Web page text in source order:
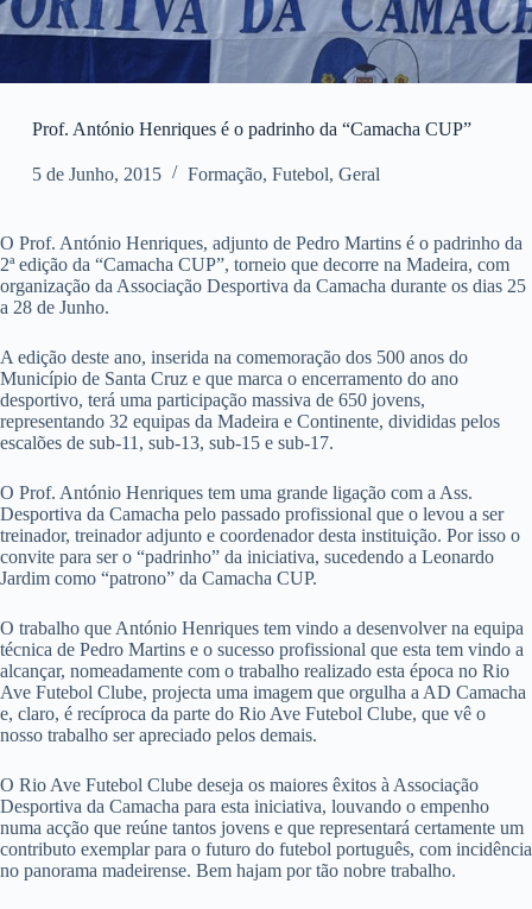
Prof. António Henriques é o padrinho da “Camacha CUP”
5 de Junho, 2015 Formação, Futebol, Geral
O Prof. António Henriques, adjunto de Pedro Martins é o padrinho da
2ª edição da “Camacha CUP”, torneio que decorre na Madeira, com
organização da Associação Desportiva da Camacha durante os dias 25
a 28 de Junho.
A edição deste ano, inserida na comemoração dos 500 anos do
Município de Santa Cruz e que marca o encerramento do ano
desportivo, terá uma participação massiva de 650 jovens,
representando 32 equipas da Madeira e Continente, divididas pelos
escalões de sub-11, sub-13, sub-15 e sub-17.
O Prof. António Henriques tem uma grande ligação com a Ass.
Desportiva da Camacha pelo passado profissional que o levou a ser
treinador, treinador adjunto e coordenador desta instituição. Por isso o
convite para ser o “padrinho” da iniciativa, sucedendo a Leonardo
Jardim como “patrono” da Camacha CUP.
O trabalho que António Henriques tem vindo a desenvolver na equipa
técnica de Pedro Martins e o sucesso profissional que esta tem vindo a
alcançar, nomeadamente com o trabalho realizado esta época no Rio
Ave Futebol Clube, projecta uma imagem que orgulha a AD Camacha
e, claro, é recíproca da parte do Rio Ave Futebol Clube, que vê o
nosso trabalho ser apreciado pelos demais.
O Rio Ave Futebol Clube deseja os maiores êxitos à Associação
Desportiva da Camacha para esta iniciativa, louvando o empenho
numa acção que reúne tantos jovens e que representará certamente um
contributo exemplar para o futuro do futebol português, com incidência
no panorama madeirense. Bem hajam por tão nobre trabalho.